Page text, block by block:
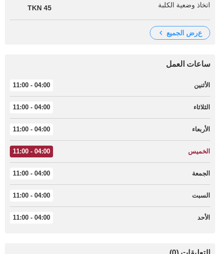
اتخاذ وضعية الكلبة 45 TKN
عرض الجميع
ساعات العمل
الأثنين 04:00 - 11:00
الثلاثاء 04:00 - 11:00
الأربعاء 04:00 - 11:00
الخميس 04:00 - 11:00
الجمعة 04:00 - 11:00
السبت 04:00 - 11:00
الأحد 04:00 - 11:00